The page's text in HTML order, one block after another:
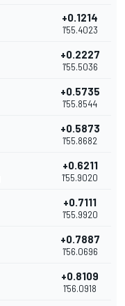
+0.1214
1'55.4023
+0.2227
1'55.5036
+0.5735
1'55.8544
+0.5873
1'55.8682
+0.6211
1'55.9020
+0.7111
1'55.9920
+0.7887
1'56.0696
+0.8109
1'56.0918